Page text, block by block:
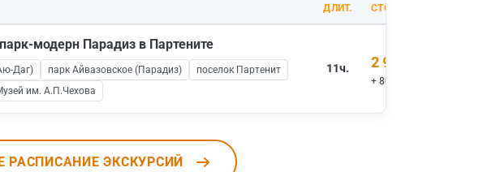
ДЛИТ. СТОИМОСТЬ
модерн Парадиз в Партените
Даг) парк Айвазовское (Парадиз)
поселок Партенит
им. А.П.Чехова
11ч. 2 900 ₽
+ 800 ₽ вх.билеты
РАСПИСАНИЕ ЭКСКУРСИЙ